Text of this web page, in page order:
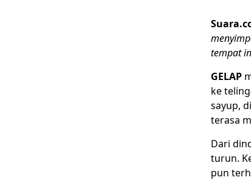
tempat
GELAP
ke
sayup,
terasa
Dari
turun.
pun